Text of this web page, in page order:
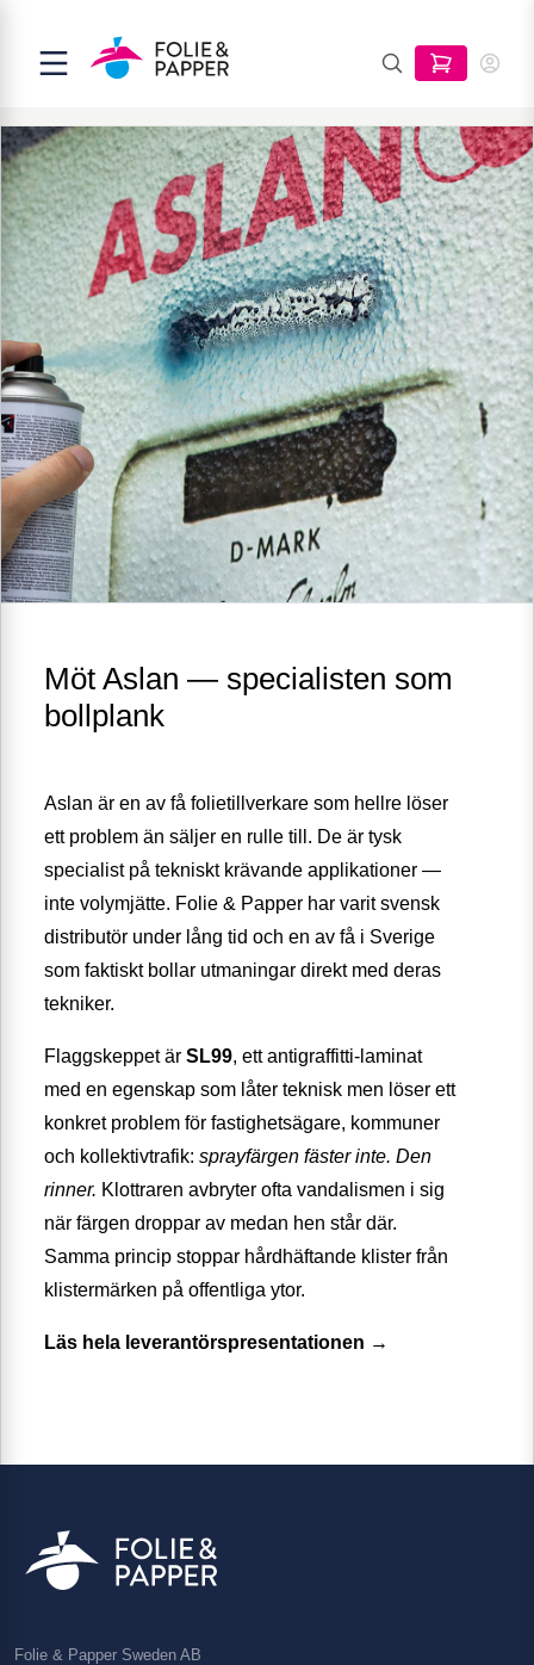
Möt Aslan — specialisten som
bollplank
Aslan är en av få folietillverkare som hellre löser
ett problem än säljer en rulle till. De är tysk
specialist på tekniskt krävande applikationer —
inte volymjätte. Folie & Papper har varit svensk
distributör under lång tid och en av få i Sverige
som faktiskt bollar utmaningar direkt med deras
tekniker.
Flaggskeppet är SL99, ett antigraffitti-laminat
med en egenskap som låter teknisk men löser ett
konkret problem för fastighetsägare, kommuner
och kollektivtrafik: sprayfärgen fäster inte. Den
rinner. Klottraren avbryter ofta vandalismen i sig
när färgen droppar av medan hen står där.
Samma princip stoppar hårdhäftande klister från
klistermärken på offentliga ytor.
Läs hela leverantörspresentationen →
Folie & Papper Sweden AB